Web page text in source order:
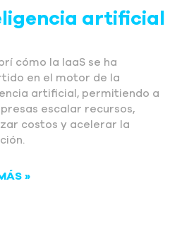
artificial
cómo la IaaS se ha
en el motor de la
artificial, permitiendo a
escalar recursos,
costos y acelerar la
»